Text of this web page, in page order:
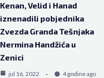
Kenan, Velid i Hanad
iznenadili pobjednika
Zvezda Granda Tešnjaka
Nermina Handžića u
Zenici
jul 16, 2022 4 godine ago